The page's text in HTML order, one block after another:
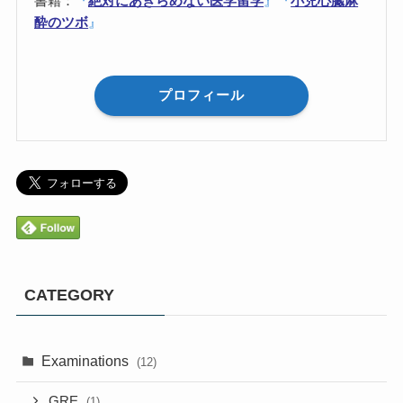
酔のツボ 』
プロフィール
CATEGORY
Examinations (12)